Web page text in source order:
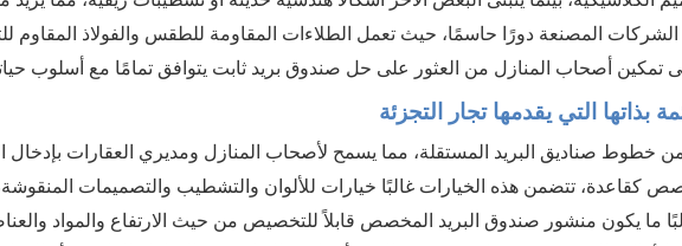
الشركات المصنعة دورًا حاسمًا، حيث تعمل الطلاءات المقاومة للطقس والفولاذ المقاوم
أصحاب المنازل من العثور على حل صندوق بريد ثابت يتوافق تمامًا مع أسلوب
التي يقدمها تجار التجزئة
خطوط صناديق البريد المستقلة، مما يسمح لأصحاب المنازل ومديري العقارات بإدخال
تتضمن هذه الخيارات غالبًا خيارات للألوان والتشطيب والتصميمات المنقوشة،
ما يكون منشور صندوق البريد المخصص قابلاً للتخصيص من حيث الارتفاع والمواد